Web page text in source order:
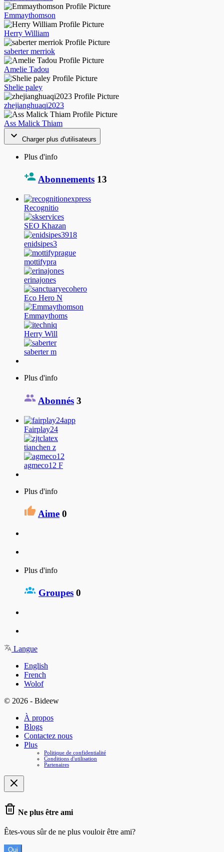
Emmaythomson
Herry William
saberter merriok
Amelie Tadou
Shelie paley
zhejianghuaqi2023
Ass Malick Thiam
Charger plus d'utilisateurs
Plus d'info
Abonnements 13
Recognitio
SEO Khazan
enidsipes3
mottifypra
erinajones
Eco Hero N
Emmaythoms
Herry Will
saberter m
Plus d'info
Abonnés 3
Fairplay24
tianchen z
agmeco12 F
Plus d'info
Aime 0
Plus d'info
Groupes 0
Langue
English
French
Wolof
© 2026 - Bideew
À propos
Blogs
Contactez nous
Plus
Politique de confidentialité
Conditions d'utilisation
Partenaires
Ne plus être ami
Êtes-vous sûr de ne plus vouloir être ami?
Oui